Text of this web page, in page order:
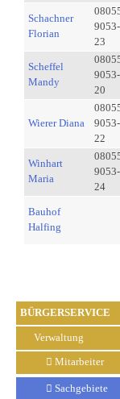
BÜRGERSERVICE
Verwaltung
Mitarbeiter
Sachgebiete
Schachner
Florian
9053-
23
Scheffel
Mandy
9053-
20
Wierer Diana
9053-
22
Winhart
Maria
9053-
24
Bauhof
Halfing